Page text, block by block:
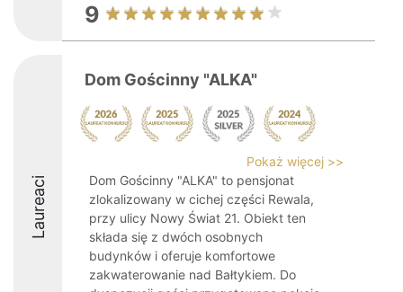
9
Laureaci
Dom Gościnny "ALKA"
Pokaż więcej >>
Dom Gościnny "ALKA" to pensjonat
zlokalizowany w cichej części Rewala,
przy ulicy Nowy Świat 21. Obiekt ten
składa się z dwóch osobnych
budynków i oferuje komfortowe
zakwaterowanie nad Bałtykiem. Do